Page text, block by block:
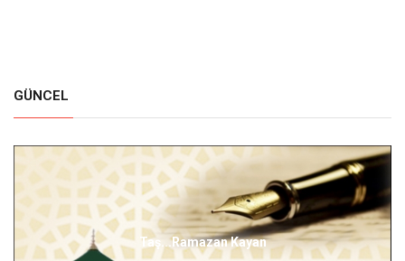
GÜNCEL
Hicret Bahsi-1 Şerif Niziplioğlu